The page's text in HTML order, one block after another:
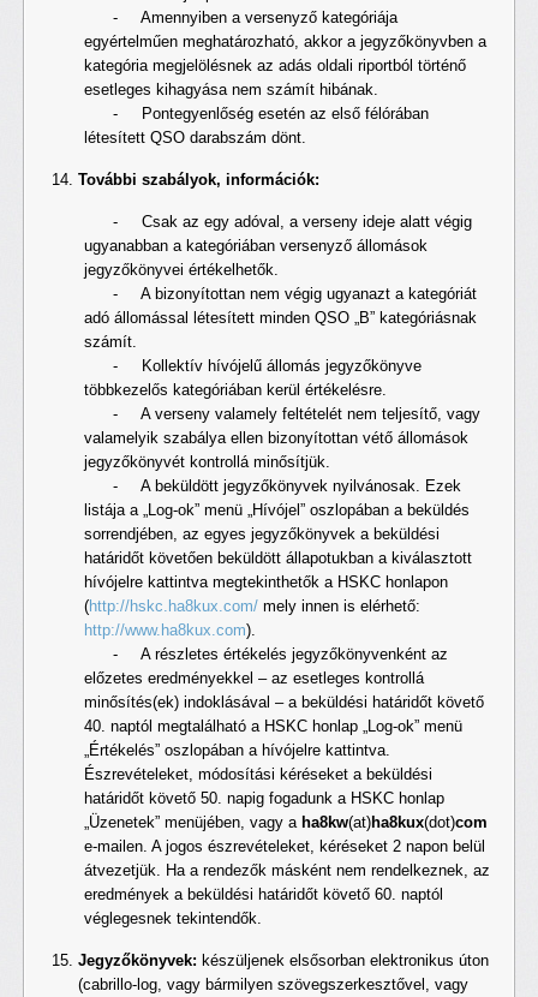
- Amennyiben a versenyző kategóriája
egyértelműen meghatározható, akkor a jegyzőkönyvben a
kategória megjelölésnek az adás oldali riportból történő
esetleges kihagyása nem számít hibának.
- Pontegyenlőség esetén az első félórában
létesített QSO darabszám dönt.
További szabályok, információk:
- Csak az egy adóval, a verseny ideje alatt végig
ugyanabban a kategóriában versenyző állomások
jegyzőkönyvei értékelhetők.
- A bizonyítottan nem végig ugyanazt a kategóriát
adó állomással létesített minden QSO „B” kategóriásnak
számít.
- Kollektív hívójelű állomás jegyzőkönyve
többkezelős kategóriában kerül értékelésre.
- A verseny valamely feltételét nem teljesítő, vagy
valamelyik szabálya ellen bizonyítottan vétő állomások
jegyzőkönyvét kontrollá minősítjük.
- A beküldött jegyzőkönyvek nyilvánosak. Ezek
listája a „Log-ok” menü „Hívójel” oszlopában a beküldés
sorrendjében, az egyes jegyzőkönyvek a beküldési
határidőt követően beküldött állapotukban a kiválasztott
hívójelre kattintva megtekinthetők a HSKC honlapon
(http://hskc.ha8kux.com/ mely innen is elérhető:
http://www.ha8kux.com).
- A részletes értékelés jegyzőkönyvenként az
előzetes eredményekkel – az esetleges kontrollá
minősítés(ek) indoklásával – a beküldési határidőt követő
40. naptól megtalálható a HSKC honlap „Log-ok” menü
„Értékelés” oszlopában a hívójelre kattintva.
Észrevételeket, módosítási kéréseket a beküldési
határidőt követő 50. napig fogadunk a HSKC honlap
„Üzenetek” menüjében, vagy a ha8kw(at)ha8kux(dot)com
e-mailen. A jogos észrevételeket, kéréseket 2 napon belül
átvezetjük. Ha a rendezők másként nem rendelkeznek, az
eredmények a beküldési határidőt követő 60. naptól
véglegesnek tekintendők.
Jegyzőkönyvek: készüljenek elsősorban elektronikus úton
(cabrillo-log, vagy bármilyen szövegszerkesztővel, vagy